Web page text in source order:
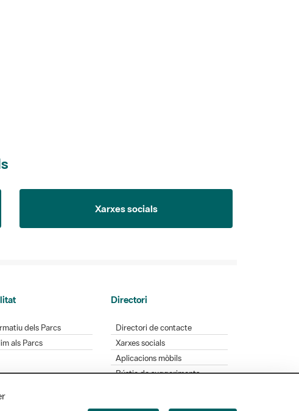
de 5.
Xarxes socials
dels Parcs
als Parcs
Directori
Directori de contacte
Xarxes socials
Aplicacions mòbils
Bústia de suggeriments